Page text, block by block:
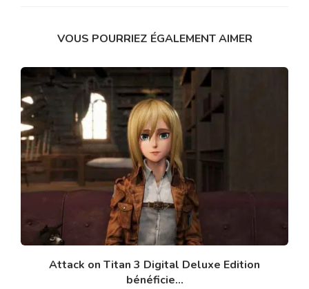
VOUS POURRIEZ ÉGALEMENT AIMER
Attack on Titan 3 Digital Deluxe Edition
bénéficie...